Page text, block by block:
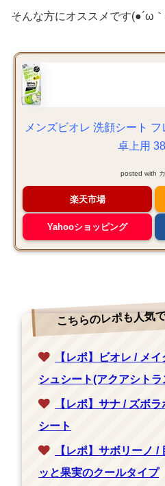
そんな方にオススメです(●´ω
メンズビオレ 洗顔シート
卓上用
posted with
楽天市場
Yahooショッピング
こちらのレポも人気
【レポ】ビオレ / メ
シュシート(アクアシト
【レポ】サナ / ズボ
シート
【レポ】サボリーノ
ッと果実のクールタイプ